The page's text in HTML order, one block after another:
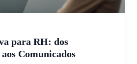
para RH: dos
Comunicados